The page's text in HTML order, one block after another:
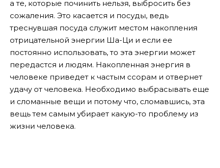
а те, которые починить нельзя, выбросить без
сожаления. Это касается и посуды, ведь
треснувшая посуда служит местом накопления
отрицательной энергии Ша-Ци и если ее
постоянно использовать, то эта энергии может
передастся и людям. Накопленная энергия в
человеке приведет к частым ссорам и отвернет
удачу от человека. Необходимо выбрасывать еще
и сломанные вещи и потому что, сломавшись, эта
вещь тем самым убирает какую-то проблему из
жизни человека.